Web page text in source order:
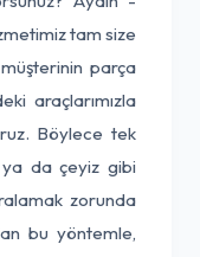
tam size
parça
araçlarımızla
Böylece tek
ya da çeyiz gibi
zorunda
bu yöntemle,